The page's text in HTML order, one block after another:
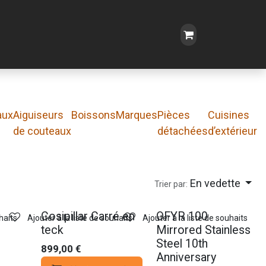
Aiguiseurs
de couteaux
BoissonsMarquesPièces
détachées
Cuisines
d’extérieur
Trier par: En vedette
Cosipillar Carré en
teck
899,00 €
Ajouter à la liste de souhaits
OFYR 100
Mirrored Stainless
Steel 10th
Anniversary
Ajouter à la liste de souhaits